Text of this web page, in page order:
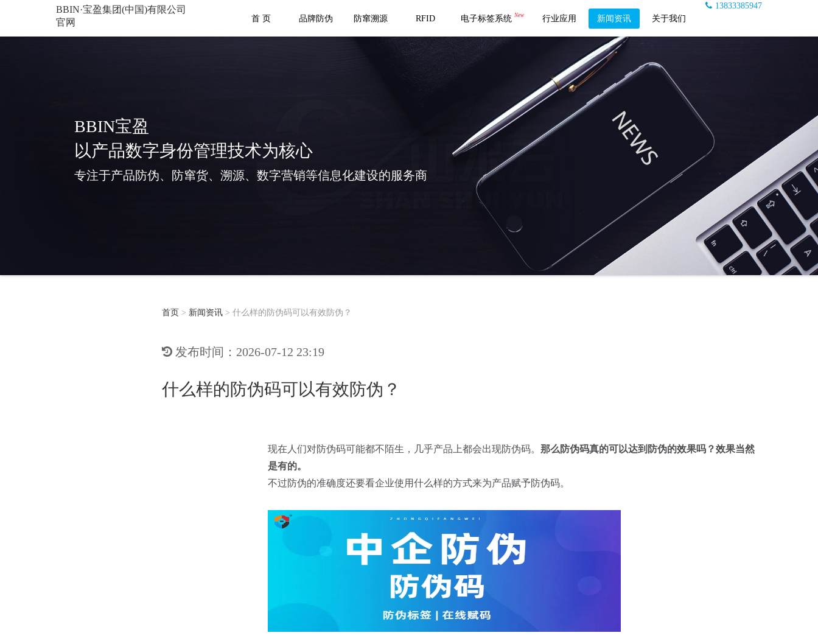
BBIN·宝盈集团(中国)有限公司
官网
13833385947
首 页
品牌防伪 防窜溯源 RFID 电子标签系统 New 行业应用 新闻资讯 关于我们
BBIN宝盈
以产品数字身份管理技术为核心
专注于产品防伪、防窜货、溯源、数字营销等信息化建设的服务商
首页 > 新闻资讯 > 什么样的防伪码可以有效防伪？
发布时间：2026-07-12 23:19
什么样的防伪码可以有效防伪？
现在人们对防伪码可能都不陌生，几乎产品上都会出现防伪码。 那么防伪码真的可以达到防伪的效果吗？效果当然
是有的。
不过防伪的准确度还要看企业使用什么样的方式来为产品赋予防伪码。